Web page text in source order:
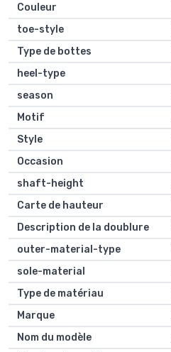
Couleur
toe-style
Type de bottes
heel-type
season
Motif
Style
Occasion
shaft-height
Carte de hauteur
Description de la doublure
outer-material-type
sole-material
Type de matériau
Marque
Nom du modèle